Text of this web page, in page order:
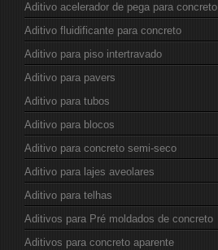
Aditivo acelerador de pega para concreto
Aditivo fluidificante para concreto
Aditivo para piso intertravado
Aditivo para pavers
Aditivo para tubos
Aditivo para blocos
Aditivo para concreto semi-seco
Aditivo para lajes aveolares
Aditivo para telhas
Aditivos para Pré moldados de concreto
Aditivos para concreto aparente